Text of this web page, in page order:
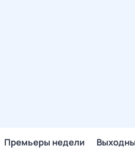
Премьеры недели